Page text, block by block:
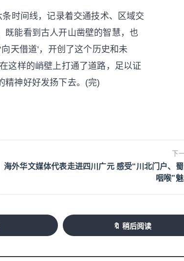
时间线，记录着交通技术、区域交
既能看到古人开山凿壁的智慧，也
天借道’，开创了这个历史和未
这样的峭壁上打通了道路，足以证
精神好好发扬下去。(完)
下
海外华文媒体代表走进四川广元 感受“川北门户、
咽喉”
🔖 稍后阅读